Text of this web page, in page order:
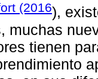
(2016),
muchas
tienen